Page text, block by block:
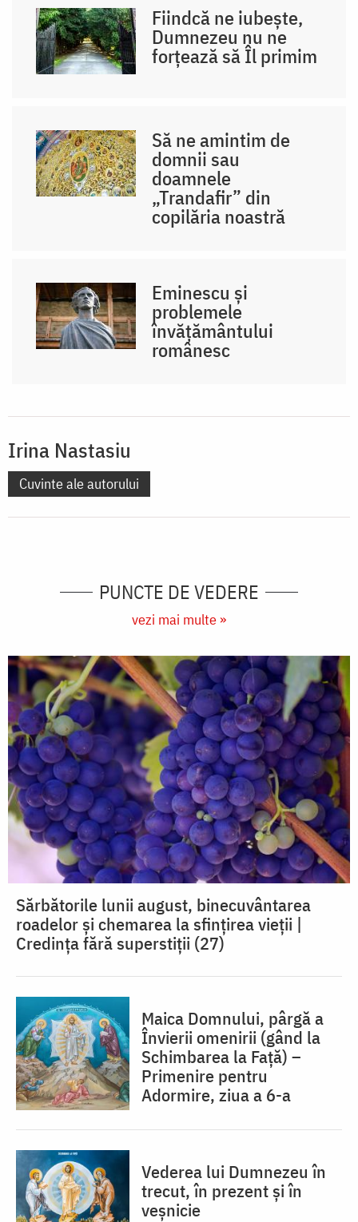
Fiindcă ne iubește,
Dumnezeu nu ne
forțează să Îl primim
Să ne amintim de
domnii sau
doamnele
„Trandafir” din
copilăria noastră
Eminescu și
problemele
învățământului
românesc
Irina Nastasiu
Cuvinte ale autorului
PUNCTE DE VEDERE
vezi mai multe »
Sărbătorile lunii august, binecuvântarea
roadelor și chemarea la sfințirea vieții |
Credința fără superstiții (27)
Maica Domnului, pârgă a
Învierii omenirii (gând la
Schimbarea la Față) –
Primenire pentru
Adormire, ziua a 6-a
Vederea lui Dumnezeu în
trecut, în prezent și în
veșnicie